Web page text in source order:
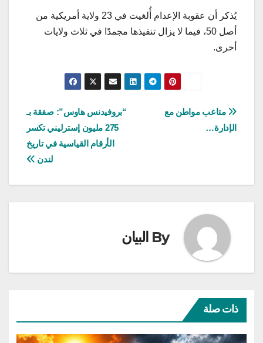
يُذكر أن عقوبة الإعدام أُلغيت في 23 ولاية أمريكية من
أصل 50، فيما لا يزال تنفيذها مجمدًا في ثلاث ولايات
أخرى.
تصفّح
المقالات
“بروفيدنس هاوس”: صفقة بـ
275 مليون إسترليني تكسر
الأرقام القياسية في تاريخ
لندن
متاعب مواطن مع
الإدارة…
By البيان
ذات صلة